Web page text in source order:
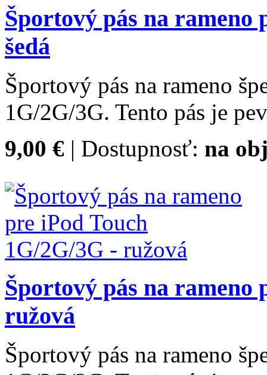
Športový pás na rameno
šedá
Športový pás na rameno
1G/2G/3G. Tento pás je
9,00 € | Dostupnosť: na
Športový pás na rameno
ružová
Športový pás na rameno